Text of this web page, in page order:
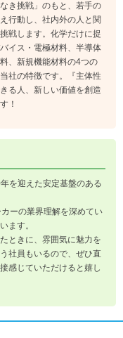
き挑戦」のもと、若手の
行動し、社内外の人と関
戦します。化学だけに捉
イス・電極材料、半導体
、新規機能材料の4つの
社の特徴です。『主体性
る人、新しい価値を創造
！
を迎えた安定基盤のある
ーの業界理解を深めてい
ます。
ときに、雰囲気に魅力を
社員もいるので、ぜひ直
感じていただけると嬉し